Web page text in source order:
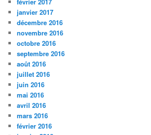
janvier 2017
décembre 2016
novembre 2016
octobre 2016
septembre 2016
août 2016
juillet 2016
juin 2016
mai 2016
avril 2016
mars 2016
février 2016